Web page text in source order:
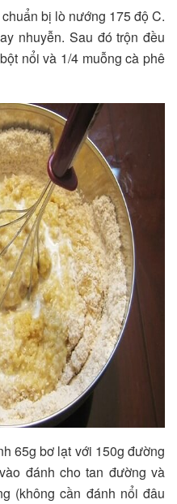
bị lò nướng 175 độ C.
nhuyễn. Sau đó trộn đều
nổi và 1/4 muỗng cà phê
65g bơ lạt với 150g đường
đánh cho tan đường và
(không cần đánh nổi đâu